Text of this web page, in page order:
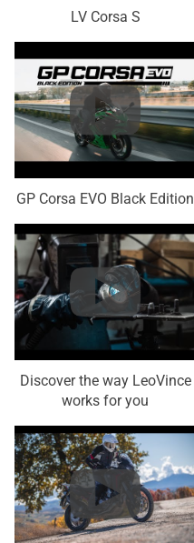
LV Corsa S
GP Corsa EVO Black Edition
Discover the way LeoVince
works for you